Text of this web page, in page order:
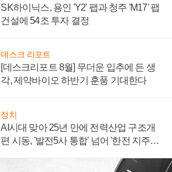
SK하이닉스, 용인 'Y2' 팹과 청주 'M17' 팹
건설에 54조 투자 결정
데스크 리포트
[데스크리포트 8월] 무더운 입추에 든 생
각, 제약바이오 하반기 훈풍 기대한다
정치
AI시대 맞아 25년 만에 전력산업 구조개
편 시동, '발전5사 통합' 넘어 '한전 지주사'